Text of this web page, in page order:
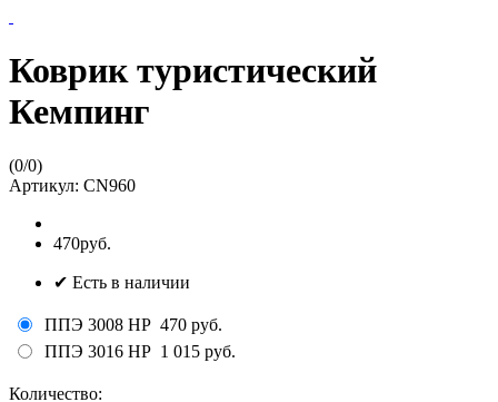
Коврик туристический
Кемпинг
(0/0)
Артикул: CN960
470руб.
✔ Есть в наличии
ППЭ 3008 НР 470 руб.
ППЭ 3016 НР 1 015 руб.
Количество: